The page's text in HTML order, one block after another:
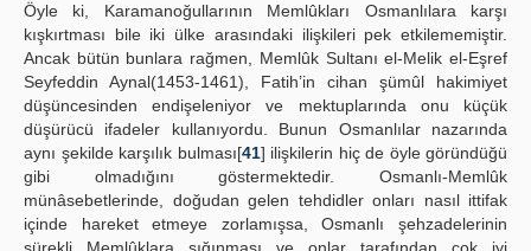
Öyle ki, Karamanoğullarının Memlûkları Osmanlılara karşı
kışkırtması bile iki ülke arasındaki ilişkileri pek etkilememiştir.
Ancak bütün bunlara rağmen, Memlûk Sultanı el-Melik el-Eşref
Seyfeddin Aynal(1453-1461), Fatih’in cihan şümûl hakimiyet
düşüncesinden endişeleniyor ve mektuplarında onu küçük
düşürücü ifadeler kullanıyordu. Bunun Osmanlılar nazarında
aynı şekilde karşılık bulması[41] ilişkilerin hiç de öyle göründüğü
gibi olmadığını göstermektedir. Osmanlı-Memlûk
münâsebetlerinde, doğudan gelen tehdidler onları nasıl ittifak
içinde hareket etmeye zorlamışsa, Osmanlı şehzadelerinin